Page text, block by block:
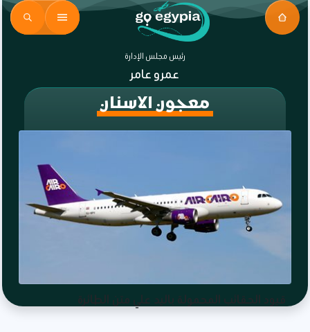
رئيس مجلس الإدارة
عمرو عامر
معجون الاسنان
قيود الحقائب المحمولة باليد علي متن الطائرة